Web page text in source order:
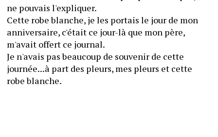
ne pouvais l'expliquer.
Cette robe blanche, je les portais le jour de mon
anniversaire, c'était ce jour-là que mon père,
m'avait offert ce journal.
Je n'avais pas beaucoup de souvenir de cette
journée...à part des pleurs, mes pleurs et cette
robe blanche.